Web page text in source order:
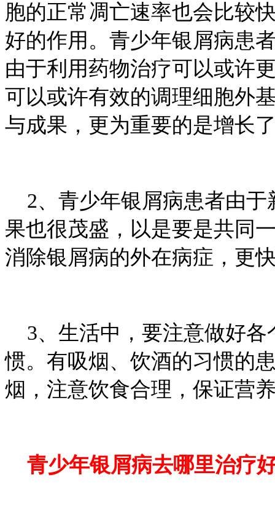
胞的正常凋亡速率也会比较
好的作用。青少年银屑病患
由于利用药物治疗可以或许
可以或许有效的调理细胞外
与成果，更为重要的是增长
2、青少年银屑病患者由于
果也很茂盛，以是要是共同
消除银屑病的外在病症，更
3、生活中，要注意做好各
惯。有吸烟、饮酒的习惯的
烟，注意饮食合理，保证营
青少年银屑病去哪里治疗